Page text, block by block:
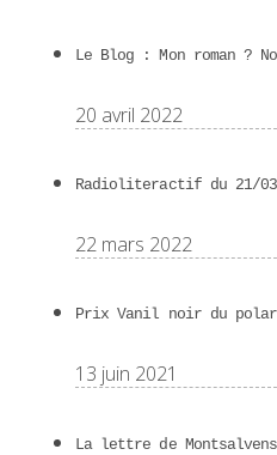
Le Blog : Mon roman ?
20 avril 2022
Radioliteractif du 21/
22 mars 2022
Prix Vanil noir du
13 juin 2021
La lettre de Montsalvens